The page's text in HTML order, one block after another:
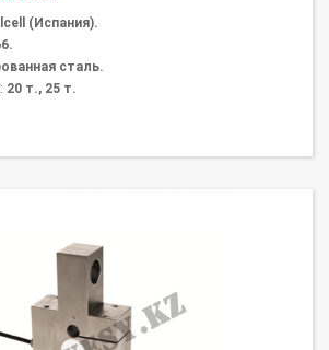
(Испания).
сталь.
20 т., 25 т.